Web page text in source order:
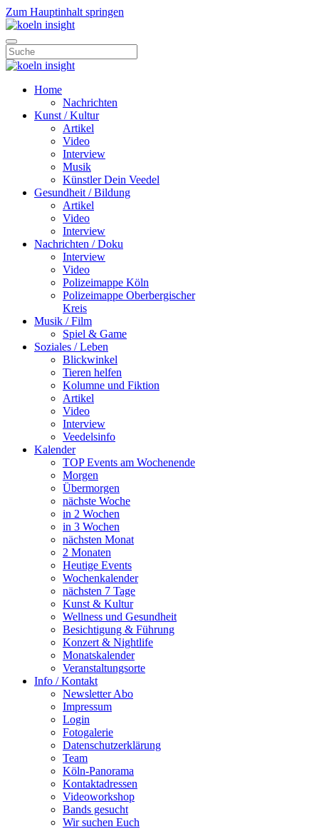
Zum Hauptinhalt springen
Home
Nachrichten
Kunst / Kultur
Artikel
Video
Interview
Musik
Künstler Dein Veedel
Gesundheit / Bildung
Artikel
Video
Interview
Nachrichten / Doku
Interview
Video
Polizeimappe Köln
Polizeimappe Oberbergischer
Kreis
Musik / Film
Spiel & Game
Soziales / Leben
Blickwinkel
Tieren helfen
Kolumne und Fiktion
Artikel
Video
Interview
Veedelsinfo
Kalender
TOP Events am Wochenende
Morgen
Übermorgen
nächste Woche
in 2 Wochen
in 3 Wochen
nächsten Monat
2 Monaten
Heutige Events
Wochenkalender
nächsten 7 Tage
Kunst & Kultur
Wellness und Gesundheit
Besichtigung & Führung
Konzert & Nightlife
Monatskalender
Veranstaltungsorte
Info / Kontakt
Newsletter Abo
Impressum
Login
Fotogalerie
Datenschutzerklärung
Team
Köln-Panorama
Kontaktadressen
Videoworkshop
Bands gesucht
Wir suchen Euch